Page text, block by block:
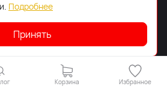
Работает наIDIGI
Корзина Избранное
Подробнее
Принять